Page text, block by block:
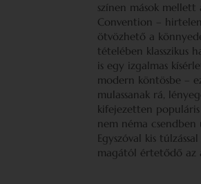
színen mások mellett
Convention –
ötvözhető a
tételében klasszikus
is egy izgalmas
modern köntösbe –
mulassanak rá,
kifejezetten populáris
nem néma
Egyszóval kis
magától értetődő az